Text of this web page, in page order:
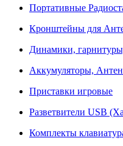
Портативные
Кронштейны для
Динамики,
Аккумуляторы,
Приставки игровые
Разветвители USB
Комплекты